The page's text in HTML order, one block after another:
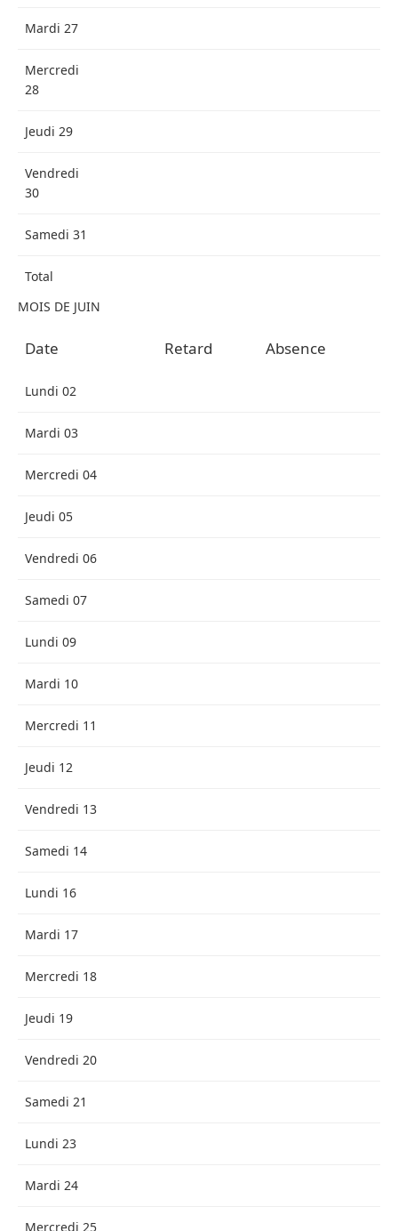
Mardi 27
Mercredi
28
Jeudi 29
Vendredi
30
Samedi 31
Total
MOIS DE JUIN
Date Retard Absence
Lundi 02
Mardi 03
Mercredi 04
Jeudi 05
Vendredi 06
Samedi 07
Lundi 09
Mardi 10
Mercredi 11
Jeudi 12
Vendredi 13
Samedi 14
Lundi 16
Mardi 17
Mercredi 18
Jeudi 19
Vendredi 20
Samedi 21
Lundi 23
Mardi 24
Mercredi 25